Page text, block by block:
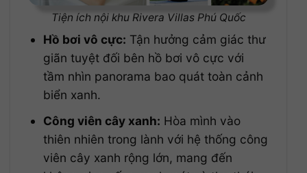
Tiện ích nội khu Rivera Villas Phú Quốc
Hồ bơi vô cực: Tận hưởng cảm giác thư
giãn tuyệt đối bên hồ bơi vô cực với
tầm nhìn panorama bao quát toàn cảnh
biển xanh.
Công viên cây xanh: Hòa mình vào
thiên nhiên trong lành với hệ thống công
viên cây xanh rộng lớn, mang đến